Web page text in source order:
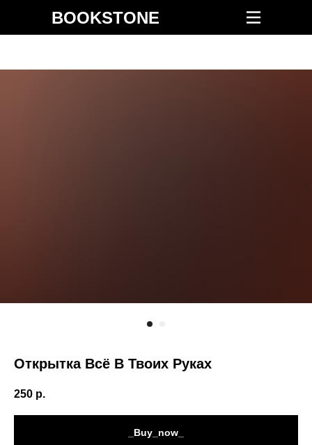
BOOKSTONE
Открытка Всё В Твоих Руках
250 р.
_Buy_now_